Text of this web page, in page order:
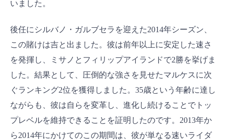
いました。
後任にシルバノ・ガルブセラを迎えた2014年シーズン、
この賭けは吉と出ました。彼は前年以上に安定した速さ
を発揮し、ミサノとフィリップアイランドで2勝を挙げま
した。結果として、圧倒的な強さを見せたマルケスに次
ぐランキング2位を獲得しました。35歳という年齢に達し
ながらも、彼は自らを変革し、進化し続けることでトッ
プレベルを維持できることを証明したのです。2013年か
ら2014年にかけてのこの期間は、彼が単なる速いライダ